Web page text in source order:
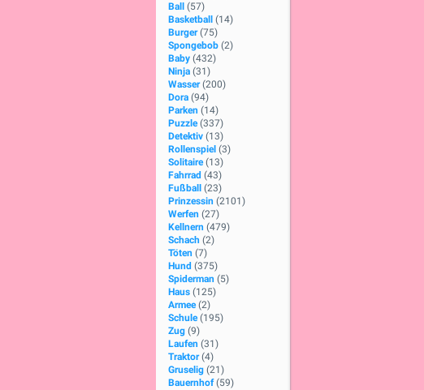
Ball
(57)
Basketball
(14)
Burger (75)
Spongebob (2)
Baby (432)
Ninja (31)
Wasser (200)
Dora (94)
Parken (14)
Puzzle (337)
Detektiv (13)
Rollenspiel (3)
Solitaire (13)
Fahrrad (43)
Fußball
(23)
Prinzessin (2101)
Werfen (27)
Kellnern (479)
Schach (2)
Töten (7)
Hund (375)
Spiderman (5)
Haus (125)
Armee (2)
Schule (195)
Zug (9)
Laufen (31)
Traktor (4)
Gruselig (21)
Bauernhof (59)